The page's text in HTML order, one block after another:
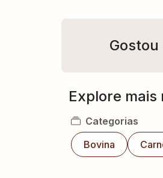
Explore mais
Categorias
Bovina